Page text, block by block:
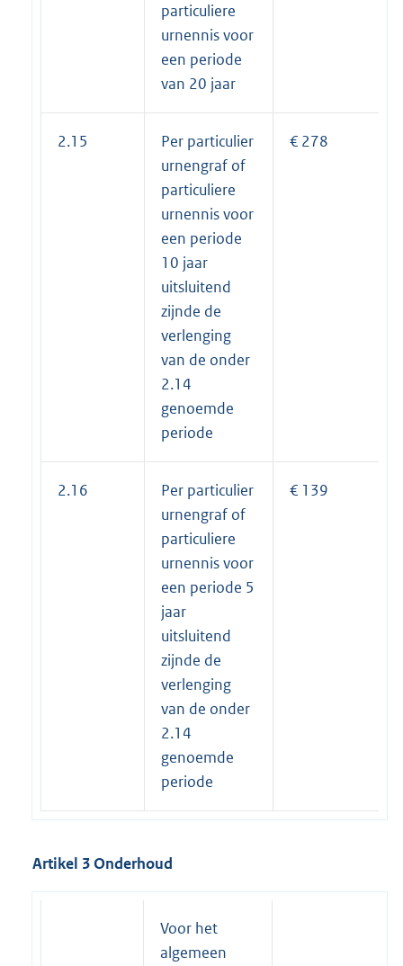
particuliere
urnennis voor
een periode
van 20 jaar
2.15
Per particulier
urnengraf of
particuliere
urnennis voor
een periode
10 jaar
uitsluitend
zijnde de
verlenging
van de onder
2.14
genoemde
periode
€ 278
2.16
Per particulier
urnengraf of
particuliere
urnennis voor
een periode 5
jaar
uitsluitend
zijnde de
verlenging
van de onder
2.14
genoemde
periode
€ 139
Artikel 3 Onderhoud
Voor het
algemeen